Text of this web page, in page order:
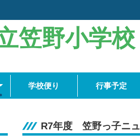
笠野小学校
学校便り 行事予定
R7年度 笠野っ子ニ